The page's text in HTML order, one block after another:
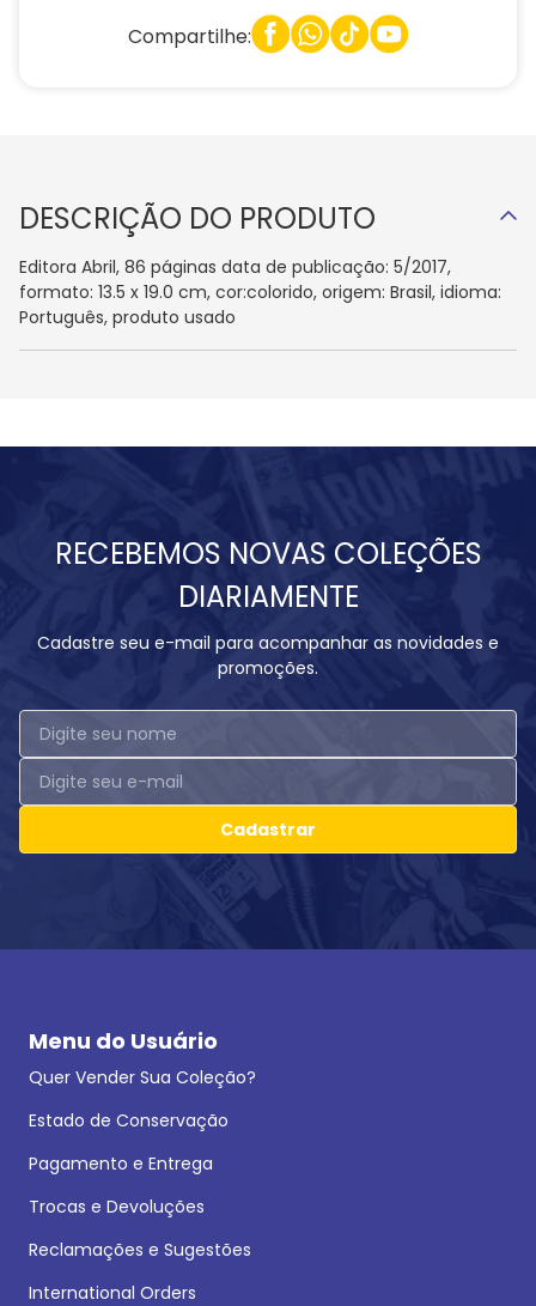
Compartilhe:
DESCRIÇÃO DO PRODUTO
Editora Abril, 86 páginas data de publicação: 5/2017,
formato: 13.5 x 19.0 cm, cor:colorido, origem: Brasil, idioma:
Português, produto usado
RECEBEMOS NOVAS COLEÇÕES
DIARIAMENTE
Cadastre seu e-mail para acompanhar as novidades e
promoções.
Cadastrar
Menu do Usuário
Quer Vender Sua Coleção?
Estado de Conservação
Pagamento e Entrega
Trocas e Devoluções
Reclamações e Sugestões
International Orders